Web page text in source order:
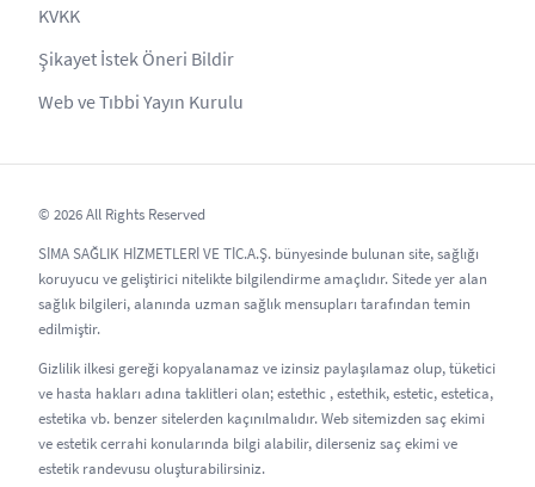
KVKK
Şikayet İstek Öneri Bildir
Web ve Tıbbi Yayın Kurulu
© 2026 All Rights Reserved
SİMA SAĞLIK HİZMETLERİ VE TİC.A.Ş. bünyesinde bulunan site, sağlığı
koruyucu ve geliştirici nitelikte bilgilendirme amaçlıdır. Sitede yer alan
sağlık bilgileri, alanında uzman sağlık mensupları tarafından temin
edilmiştir.
Gizlilik ilkesi gereği kopyalanamaz ve izinsiz paylaşılamaz olup, tüketici
ve hasta hakları adına taklitleri olan; estethic , estethik, estetic, estetica,
estetika vb. benzer sitelerden kaçınılmalıdır. Web sitemizden saç ekimi
ve estetik cerrahi konularında bilgi alabilir, dilerseniz saç ekimi ve
estetik randevusu oluşturabilirsiniz.